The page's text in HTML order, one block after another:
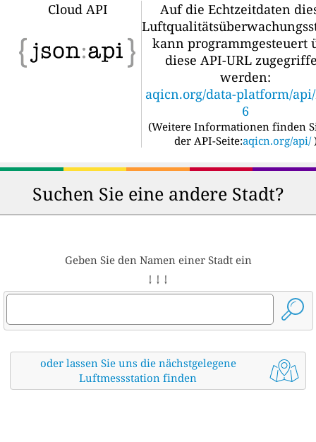
Cloud API
Auf die Echtzeitdaten
kann programmgesteuert
diese API-URL
werden:
aqicn.org/data-platform/
6
(Weitere Informationen finden
der API-Seite:aqicn.org/api/
Suchen Sie eine andere Stadt?
Geben Sie den Namen einer Stadt ein
↓ ↓ ↓
oder lassen Sie uns die nächstgelegene
Luftmessstation finden